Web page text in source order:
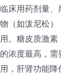
床用药剂量
（如泼尼松
。糖皮质激
浓度最高，
，肝肾功能